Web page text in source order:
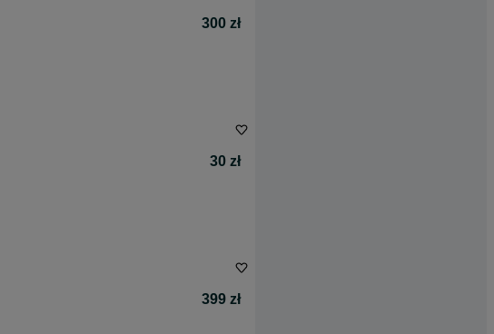
300 zł
30 zł
399 zł